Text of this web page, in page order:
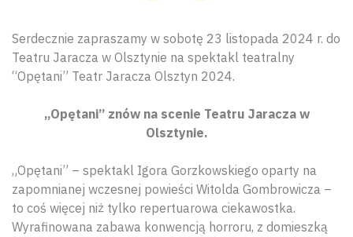
Serdecznie zapraszamy w sobotę 23 listopada 2024 r. do
Teatru Jaracza w Olsztynie na spektakl teatralny
“Opętani” Teatr Jaracza Olsztyn 2024.
„Opętani” znów na scenie Teatru Jaracza w
Olsztynie.
„Opętani” – spektakl Igora Gorzkowskiego oparty na
zapomnianej wczesnej powieści Witolda Gombrowicza –
to coś więcej niż tylko repertuarowa ciekawostka.
Wyrafinowana zabawa konwencją horroru, z domieszką